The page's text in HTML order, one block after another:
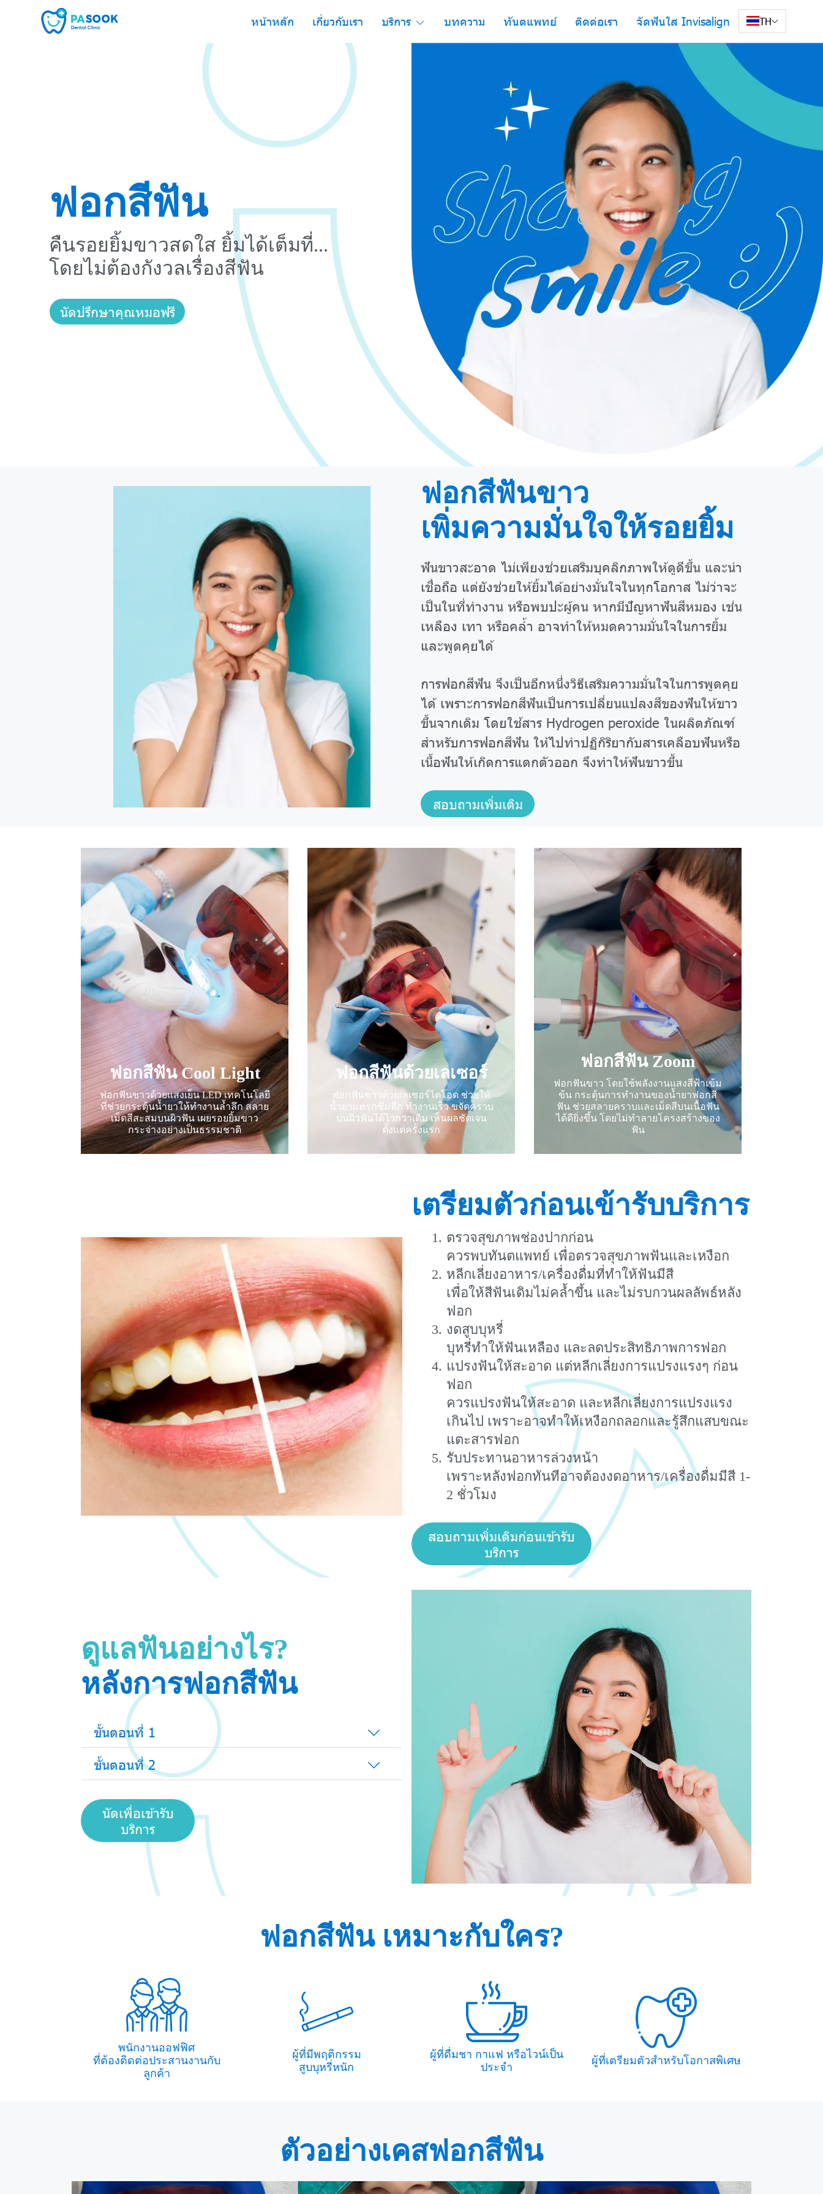
หน้าหลัก เกี่ยวกับเรา บริการ บทความ ทันตแพทย์ ติดต่อเรา จัดฟันใส Invisalign TH
ฟอกสีฟัน
คืนรอยยิ้มขาวสดใส ยิ้มได้เต็มที่...
โดยไม่ต้องกังวลเรื่องสีฟัน
นัดปรึกษาคุณหมอฟรี
ฟอกสีฟันขาว
เพิ่มความมั่นใจให้รอยยิ้ม
ฟันขาวสะอาด ไม่เพียงช่วยเสริมบุคลิกภาพให้ดูดีขึ้น และน่า
เชื่อถือ แต่ยังช่วยให้ยิ้มได้อย่างมั่นใจในทุกโอกาส ไม่ว่าจะ
เป็นในที่ทำงาน หรือพบปะผู้คน หากมีปัญหาฟันสีหมอง เช่น
เหลือง เทา หรือคล้ำ อาจทำให้หมดความมั่นใจในการยิ้ม
และพูดคุยได้
การฟอกสีฟัน จึงเป็นอีกหนึ่งวิธีเสริมความมั่นใจในการพูดคุย
ได้ เพราะการฟอกสีฟันเป็นการเปลี่ยนแปลงสีของฟันให้ขาว
ขึ้นจากเดิม โดยใช้สาร Hydrogen peroxide ในผลิตภัณฑ์
สำหรับการฟอกสีฟัน ให้ไปทำปฏิกิริยากับสารเคลือบฟันหรือ
เนื้อฟันให้เกิดการแตกตัวออก จึงทำให้ฟันขาวขึ้น
สอบถามเพิ่มเติม
ฟอกสีฟัน Cool Light
ฟอกฟันขาวด้วยแสงเย็น LED เทคโนโลยี
ที่ช่วยกระตุ้นน้ำยาให้ทำงานล้ำลึก สลาย
เม็ดสีสะสมบนผิวฟัน เผยรอยยิ้มขาว
กระจ่างอย่างเป็นธรรมชาติ
ฟอกสีฟัน Cool Light
ฟอกสีฟันด้วยเลเซอร์
ฟอกฟันขาวด้วยเลเซอร์ไดโอด ช่วยให้
น้ำยาแทรกซึมลึก ทำงานเร็ว ขจัดคราบ
บนผิวฟันได้ไวกว่าเดิม เห็นผลชัดเจน
ตั้งแต่ครั้งแรก
ฟอกสีฟันด้วย
เลเซอร์
ฟอกสีฟัน Zoom
ฟอกฟันขาว โดยใช้พลังงานแสงสีฟ้าเข้ม
ข้น กระตุ้นการทำงานของน้ำยาฟอกสี
ฟัน ช่วยสลายคราบและเม็ดสีบนเนื้อฟัน
ได้ดียิ่งขึ้น โดยไม่ทำลายโครงสร้างของ
ฟัน
ฟอกสีฟัน Zoom
เตรียมตัวก่อนเข้ารับบริการ
ตรวจสุขภาพช่องปากก่อน
ควรพบทันตแพทย์ เพื่อตรวจสุขภาพฟันและเหงือก
หลีกเลี่ยงอาหาร/เครื่องดื่มที่ทำให้ฟันมีสี
เพื่อให้สีฟันเดิมไม่คล้ำขึ้น และไม่รบกวนผลลัพธ์หลัง
ฟอก
งดสูบบุหรี่
บุหรี่ทำให้ฟันเหลือง และลดประสิทธิภาพการฟอก
แปรงฟันให้สะอาด แต่หลีกเลี่ยงการแปรงแรงๆ ก่อน
ฟอก
ควรแปรงฟันให้สะอาด และหลีกเลี่ยงการแปรงแรง
เกินไป เพราะอาจทำให้เหงือกถลอกและรู้สึกแสบขณะ
แตะสารฟอก
รับประทานอาหารล่วงหน้า
เพราะหลังฟอกทันทีอาจต้องงดอาหาร/เครื่องดื่มมีสี 1-
2 ชั่วโมง
สอบถามเพิ่มเติมก่อนเข้ารับ
บริการ
ดูแลฟันอย่างไร?
หลังการฟอกสีฟัน
ขั้นตอนที่ 1
ขั้นตอนที่ 2
นัดเพื่อเข้ารับ
บริการ
ฟอกสีฟัน เหมาะกับใคร?
พนักงานออฟฟิศ
ที่ต้องติดต่อประสานงานกับ
ลูกค้า
ผู้ที่มีพฤติกรรม
สูบบุหรี่หนัก
ผู้ที่ดื่มชา กาแฟ หรือไวน์เป็น
ประจำ
ผู้ที่เตรียมตัวสำหรับโอกาสพิเศษ
ตัวอย่างเคสฟอกสีฟัน